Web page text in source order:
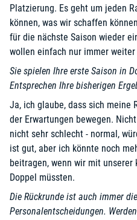
Platzierung. Es geht um jeden
können, was wir schaffen
für die nächste Saison wieder
wollen einfach nur immer
Sie spielen Ihre erste Saison in
Entsprechen Ihre bisherigen
Ja, ich glaube, dass sich meine
der Erwartungen bewegen.
nicht sehr schlecht - normal,
ist gut, aber ich könnte noch
beitragen, wenn wir mit
Doppel müssten.
Die Rückrunde ist auch immer
Personalentscheidungen.